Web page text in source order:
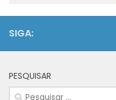
SIGA:
PESQUISAR
Pesquisar